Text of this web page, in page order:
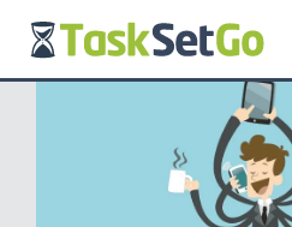
0850 885 01 50
English